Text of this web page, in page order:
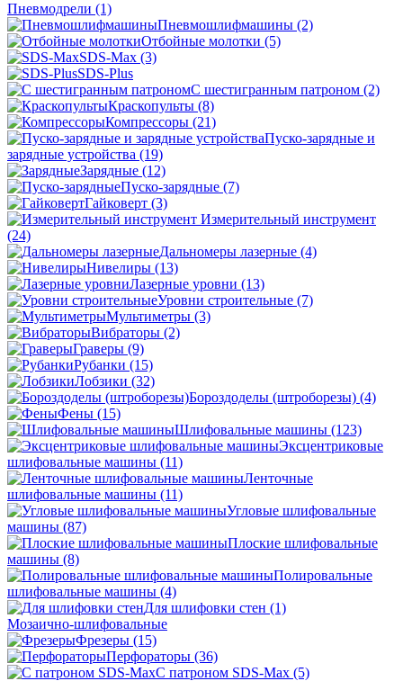
Пневмодрели (1)
Пневмошлифмашины (2)
Отбойные молотки (5)
SDS-Max (3)
SDS-Plus
C шестигранным патроном (2)
Краскопульты (8)
Компрессоры (21)
Пуско-зарядные и
зарядные устройства (19)
Зарядные (12)
Пуско-зарядные (7)
Гайковерт (3)
Измерительный инструмент
(24)
Дальномеры лазерные (4)
Нивелиры (13)
Лазерные уровни (13)
Уровни строительные (7)
Мультиметры (3)
Вибраторы (2)
Граверы (9)
Рубанки (15)
Лобзики (32)
Бороздоделы (штроборезы) (4)
Фены (15)
Шлифовальные машины (123)
Эксцентриковые
шлифовальные машины (11)
Ленточные
шлифовальные машины (11)
Угловые шлифовальные
машины (87)
Плоские шлифовальные
машины (8)
Полировальные
шлифовальные машины (4)
Для шлифовки стен (1)
Мозаично-шлифовальные
Фрезеры (15)
Перфораторы (36)
С патроном SDS-Max (5)